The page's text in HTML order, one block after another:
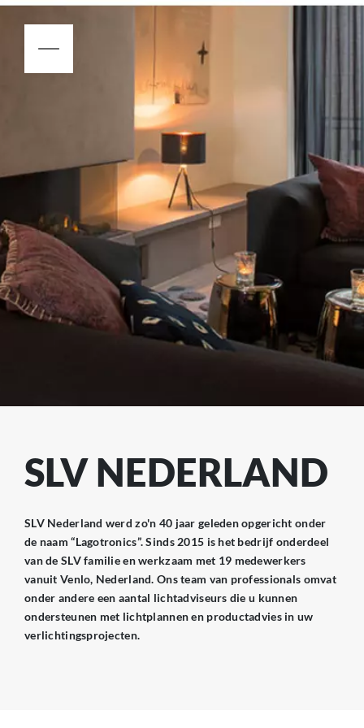
SLV NEDERLAND
SLV Nederland werd zo'n 40 jaar geleden opgericht onder
de naam “Lagotronics”. Sinds 2015 is het bedrijf onderdeel
van de SLV familie en werkzaam met 19 medewerkers
vanuit Venlo, Nederland. Ons team van professionals omvat
onder andere een aantal lichtadviseurs die u kunnen
ondersteunen met lichtplannen en productadvies in uw
verlichtingsprojecten.